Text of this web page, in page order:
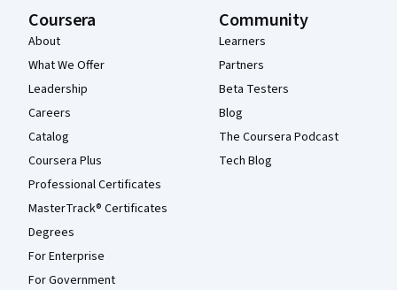
Coursera
About
What We Offer
Leadership
Careers
Catalog
Coursera Plus
Professional Certificates
MasterTrack® Certificates
Degrees
For Enterprise
For Government
Community
Learners
Partners
Beta Testers
Blog
The Coursera Podcast
Tech Blog